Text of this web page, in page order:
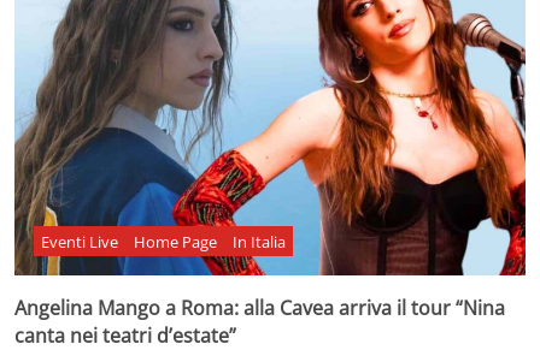
Eventi Live Home Page In Italia
Angelina Mango a Roma: alla Cavea arriva il tour “Nina
canta nei teatri d’estate”